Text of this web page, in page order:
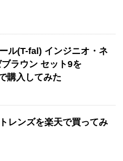
ル(T-fal) インジニオ・ネ
ラウン セット9を
購入してみた
レンズを楽天で買ってみ